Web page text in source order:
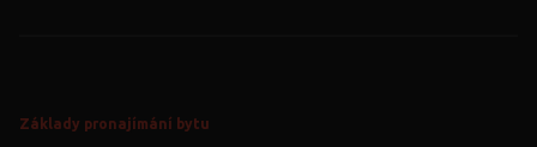
Základy pronajímání bytu